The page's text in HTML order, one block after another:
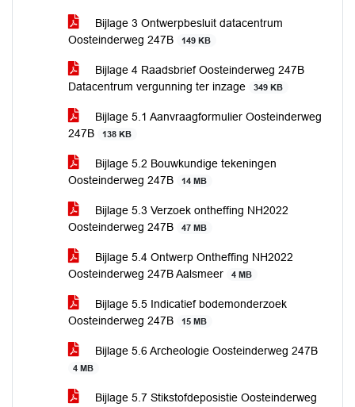
Bijlage 3 Ontwerpbesluit datacentrum
Oosteinderweg 247B
149 KB
Bijlage 4 Raadsbrief Oosteinderweg 247B
Datacentrum vergunning ter inzage
349 KB
Bijlage 5.1 Aanvraagformulier Oosteinderweg
247B
138 KB
Bijlage 5.2 Bouwkundige tekeningen
Oosteinderweg 247B
14 MB
Bijlage 5.3 Verzoek ontheffing NH2022
Oosteinderweg 247B
47 MB
Bijlage 5.4 Ontwerp Ontheffing NH2022
Oosteinderweg 247B Aalsmeer
4 MB
Bijlage 5.5 Indicatief bodemonderzoek
Oosteinderweg 247B
15 MB
Bijlage 5.6 Archeologie Oosteinderweg 247B
4 MB
Bijlage 5.7 Stikstofdeposistie Oosteinderweg